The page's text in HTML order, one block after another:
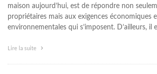
maison aujourd’hui, est de répondre non
propriétaires mais aux exigences économiques
environnementales qui s’imposent. D’ailleurs, il
Lire la suite